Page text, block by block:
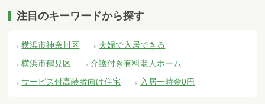
注目のキーワードから探す
横浜市神奈川区
夫婦で入居できる
横浜市鶴見区
介護付き有料老人ホーム
サービス付高齢者向け住宅
入居一時金0円